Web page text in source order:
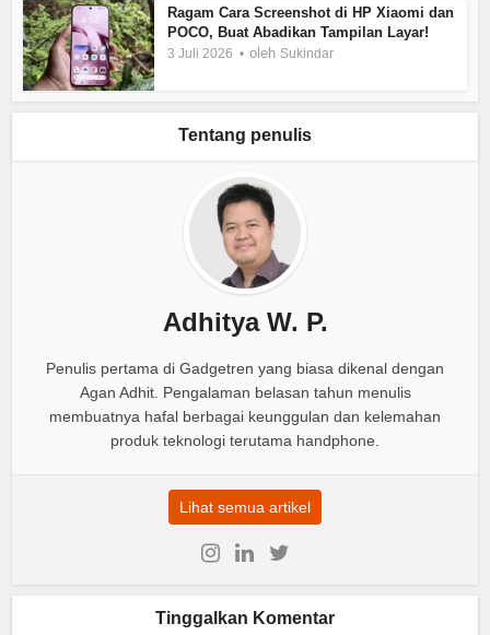
Ragam Cara Screenshot di HP Xiaomi dan
POCO, Buat Abadikan Tampilan Layar!
3 Juli 2026 oleh Sukindar
Tentang penulis
Adhitya W. P.
Penulis pertama di Gadgetren yang biasa dikenal dengan
Agan Adhit. Pengalaman belasan tahun menulis
membuatnya hafal berbagai keunggulan dan kelemahan
produk teknologi terutama handphone.
Lihat semua artikel
Tinggalkan Komentar